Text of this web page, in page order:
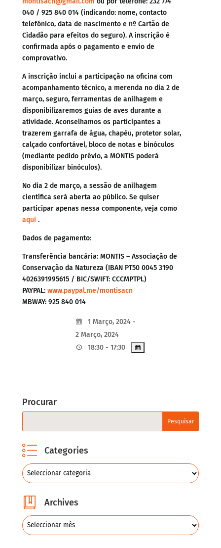
040 / 925 840 014 (indicando: nome, contacto
telefónico, data de nascimento e nº Cartão de
Cidadão para efeitos do seguro). A inscrição é
confirmada após o pagamento e envio de
comprovativo.
A inscrição inclui a participação na oficina com
acompanhamento técnico, a merenda no dia 2 de
março, seguro, ferramentas de anilhagem e
disponibilizaremos guias de aves durante a
atividade. Aconselhamos os participantes a
trazerem garrafa de água, chapéu, protetor solar,
calçado confortável, bloco de notas e binóculos
(mediante pedido prévio, a MONTIS poderá
disponibilizar binóculos).
No dia 2 de março, a sessão de anilhagem
científica será aberta ao público. Se quiser
participar apenas nessa componente, veja como
aqui .
Dados de pagamento:
Transferência bancária: MONTIS – Associação de
Conservação da Natureza (IBAN PT50 0045 3190
4026391995615 / BIC/SWIFT: CCCMPTPL)
PAYPAL: www.paypal.me/montisacn
MBWAY: 925 840 014
1 Março, 2024 -
2 Março, 2024
18:30 - 17:30
Procurar
Categories
Archives